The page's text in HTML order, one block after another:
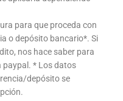
para que proceda con
o depósito bancario*. Si
nos hace saber para
paypal. * Los datos
depósito se